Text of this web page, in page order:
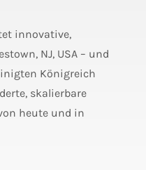
innovative,
NJ, USA – und
Königreich
skalierbare
heute und in